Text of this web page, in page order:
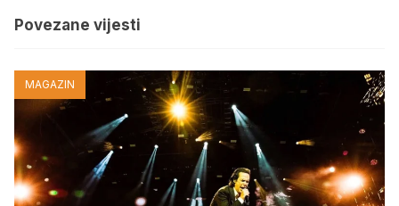
Povezane vijesti
MAGAZIN